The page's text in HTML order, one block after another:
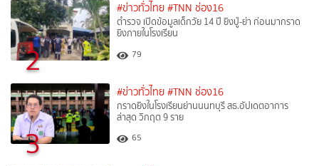
2
#ข่าวทั่วไทย #TNN ช่อง16
ตำรวจ เปิดข้อมูลเด็กวัย 14 ปี ยิงปู่-ย่า ก่อนมากราด
ยิงภายในโรงเรียน
79
3
#ข่าวทั่วไทย #TNN ช่อง16
กราดยิงในโรงเรียนย่านนนทบุรี สธ.อัปเดตอาการ
ล่าสุด วิกฤต 9 ราย
65